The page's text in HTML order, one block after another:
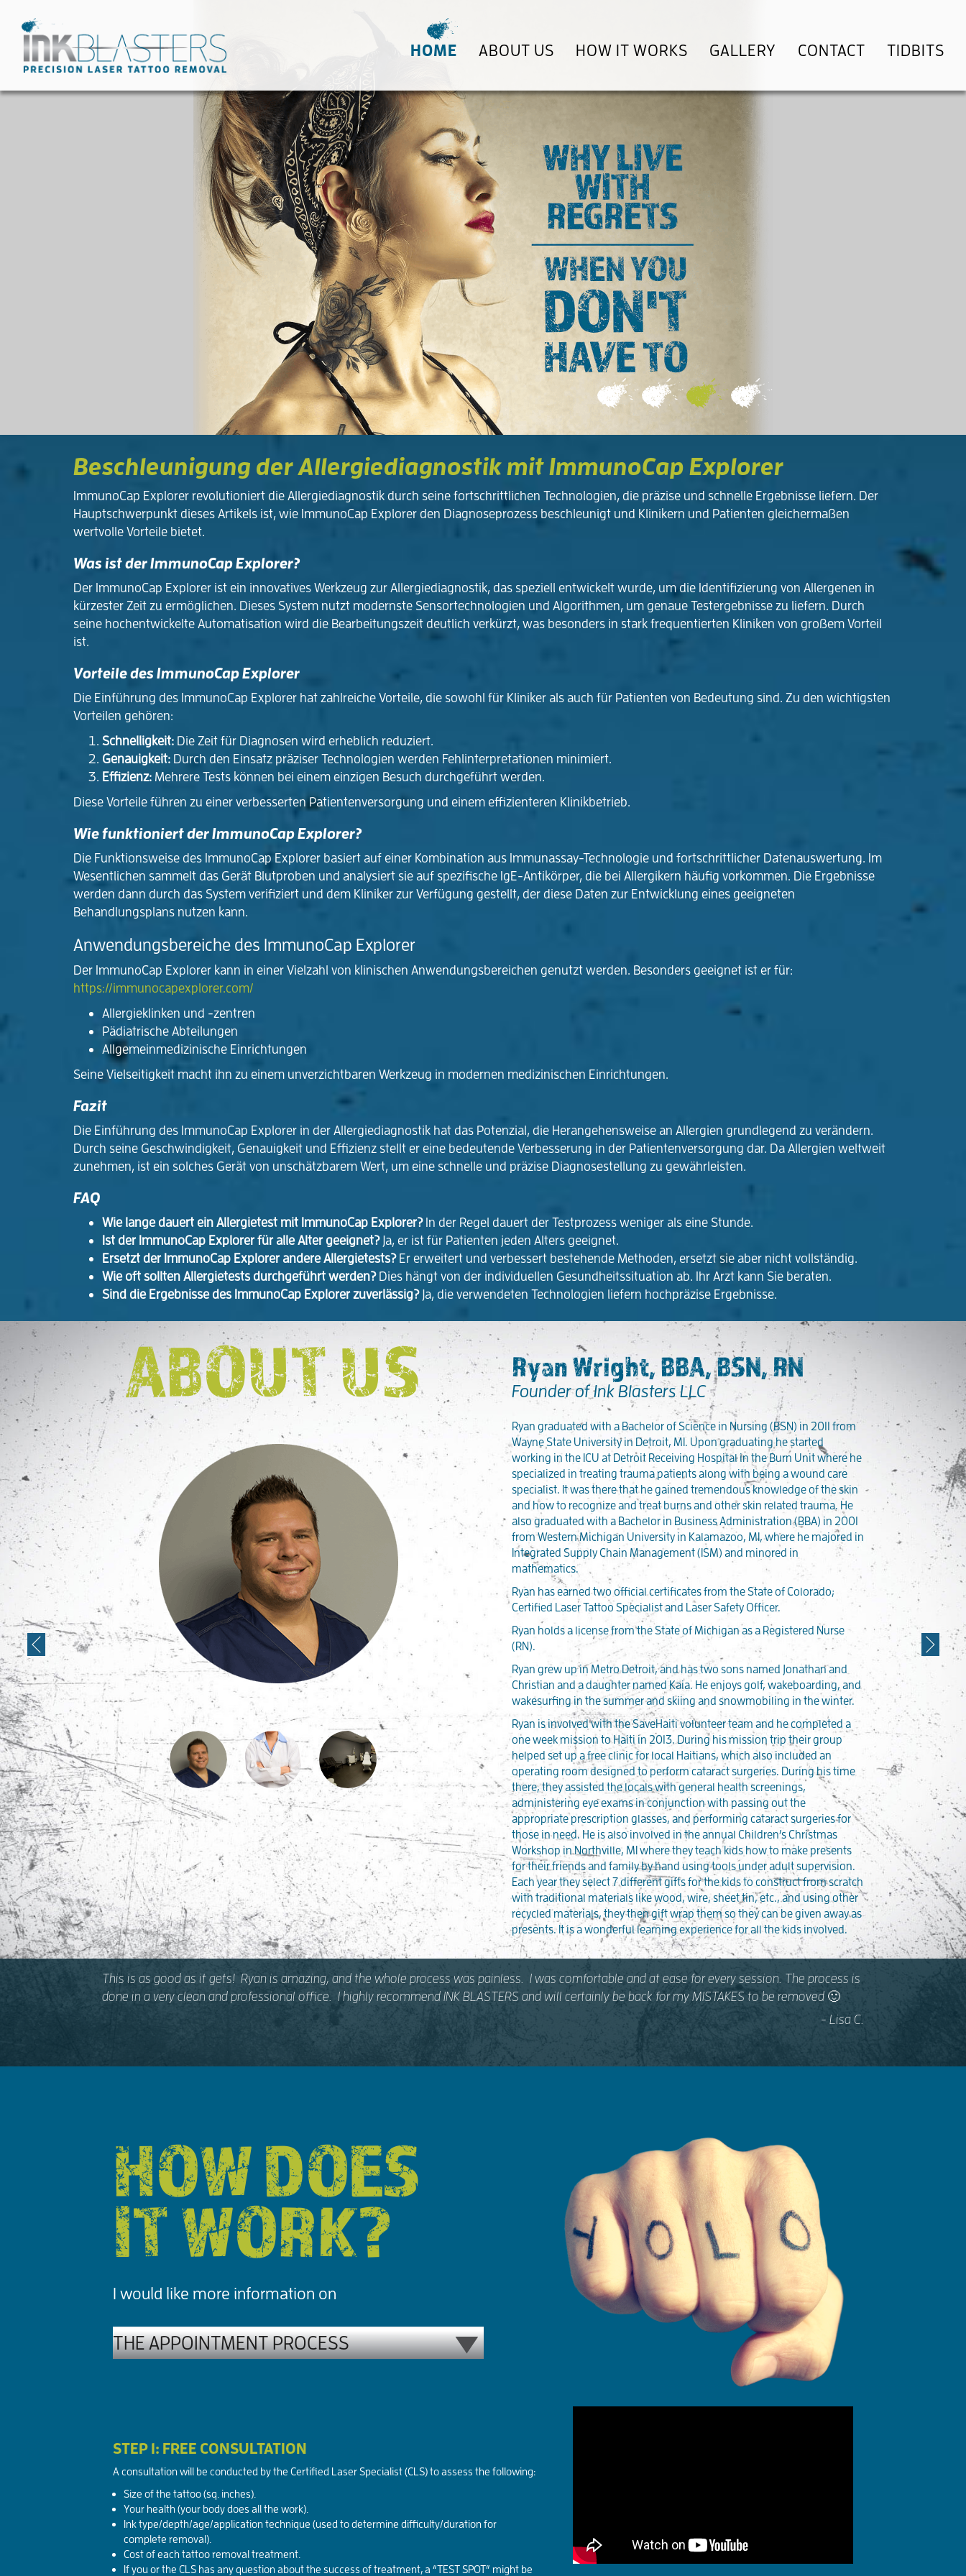
HOME ABOUT US HOW IT WORKS GALLERY CONTACT TIDBITS
Beschleunigung der Allergiediagnostik mit ImmunoCap Explorer
ImmunoCap Explorer revolutioniert die Allergiediagnostik durch seine fortschrittlichen Technologien, die präzise und schnelle Ergebnisse liefern. Der
Hauptschwerpunkt dieses Artikels ist, wie ImmunoCap Explorer den Diagnoseprozess beschleunigt und Klinikern und Patienten gleichermaßen
wertvolle Vorteile bietet.
Was ist der ImmunoCap Explorer?
Der ImmunoCap Explorer ist ein innovatives Werkzeug zur Allergiediagnostik, das speziell entwickelt wurde, um die Identifizierung von Allergenen in
kürzester Zeit zu ermöglichen. Dieses System nutzt modernste Sensortechnologien und Algorithmen, um genaue Testergebnisse zu liefern. Durch
seine hochentwickelte Automatisation wird die Bearbeitungszeit deutlich verkürzt, was besonders in stark frequentierten Kliniken von großem Vorteil
ist.
Vorteile des ImmunoCap Explorer
Die Einführung des ImmunoCap Explorer hat zahlreiche Vorteile, die sowohl für Kliniker als auch für Patienten von Bedeutung sind. Zu den wichtigsten
Vorteilen gehören:
Schnelligkeit: Die Zeit für Diagnosen wird erheblich reduziert.
Genauigkeit: Durch den Einsatz präziser Technologien werden Fehlinterpretationen minimiert.
Effizienz: Mehrere Tests können bei einem einzigen Besuch durchgeführt werden.
Diese Vorteile führen zu einer verbesserten Patientenversorgung und einem effizienteren Klinikbetrieb.
Wie funktioniert der ImmunoCap Explorer?
Die Funktionsweise des ImmunoCap Explorer basiert auf einer Kombination aus Immunassay-Technologie und fortschrittlicher Datenauswertung. Im
Wesentlichen sammelt das Gerät Blutproben und analysiert sie auf spezifische IgE-Antikörper, die bei Allergikern häufig vorkommen. Die Ergebnisse
werden dann durch das System verifiziert und dem Kliniker zur Verfügung gestellt, der diese Daten zur Entwicklung eines geeigneten
Behandlungsplans nutzen kann.
Anwendungsbereiche des ImmunoCap Explorer
Der ImmunoCap Explorer kann in einer Vielzahl von klinischen Anwendungsbereichen genutzt werden. Besonders geeignet ist er für:
https://immunocapexplorer.com/
Allergieklinken und -zentren
Pädiatrische Abteilungen
Allgemeinmedizinische Einrichtungen
Seine Vielseitigkeit macht ihn zu einem unverzichtbaren Werkzeug in modernen medizinischen Einrichtungen.
Fazit
Die Einführung des ImmunoCap Explorer in der Allergiediagnostik hat das Potenzial, die Herangehensweise an Allergien grundlegend zu verändern.
Durch seine Geschwindigkeit, Genauigkeit und Effizienz stellt er eine bedeutende Verbesserung in der Patientenversorgung dar. Da Allergien weltweit
zunehmen, ist ein solches Gerät von unschätzbarem Wert, um eine schnelle und präzise Diagnosestellung zu gewährleisten.
FAQ
Wie lange dauert ein Allergietest mit ImmunoCap Explorer?In der Regel dauert der Testprozess weniger als eine Stunde.
Ist der ImmunoCap Explorer für alle Alter geeignet?Ja, er ist für Patienten jeden Alters geeignet.
Ersetzt der ImmunoCap Explorer andere Allergietests?Er erweitert und verbessert bestehende Methoden, ersetzt sie aber nicht vollständig.
Wie oft sollten Allergietests durchgeführt werden?Dies hängt von der individuellen Gesundheitssituation ab. Ihr Arzt kann Sie beraten.
Sind die Ergebnisse des ImmunoCap Explorer zuverlässig?Ja, die verwendeten Technologien liefern hochpräzise Ergebnisse.
ABOUT US Ryan Wright, BBA, BSN, RN
Founder of Ink Blasters LLC
Ryan graduated with a Bachelor of Science in Nursing (BSN) in 2011 from
Wayne State University in Detroit, MI. Upon graduating he started
working in the ICU at Detroit Receiving Hospital in the Burn Unit where he
specialized in treating trauma patients along with being a wound care
specialist. It was there that he gained tremendous knowledge of the skin
and how to recognize and treat burns and other skin related trauma. He
also graduated with a Bachelor in Business Administration (BBA) in 2001
from Western Michigan University in Kalamazoo, MI, where he majored in
Integrated Supply Chain Management (ISM) and minored in
mathematics.
Ryan has earned two official certificates from the State of Colorado;
Certified Laser Tattoo Specialist and Laser Safety Officer.
Ryan holds a license from the State of Michigan as a Registered Nurse
(RN).
Ryan grew up in Metro Detroit, and has two sons named Jonathan and
Christian and a daughter named Kaia. He enjoys golf, wakeboarding, and
wakesurfing in the summer and skiing and snowmobiling in the winter.
Ryan is involved with the SaveHaiti volunteer team and he completed a
one week mission to Haiti in 2013. During his mission trip their group
helped set up a free clinic for local Haitians, which also included an
operating room designed to perform cataract surgeries. During his time
there, they assisted the locals with general health screenings,
administering eye exams in conjunction with passing out the
appropriate prescription glasses, and performing cataract surgeries for
those in need. He is also involved in the annual Children’s Christmas
Workshop in Northville, MI where they teach kids how to make presents
for their friends and family by hand using tools under adult supervision.
Each year they select 7 different gifts for the kids to construct from scratch
with traditional materials like wood, wire, sheet tin, etc., and using other
recycled materials, they then gift wrap them so they can be given away as
presents. It is a wonderful learning experience for all the kids involved.
Previous Next
This is as good as it gets! Ryan is amazing, and the whole process was painless. I was comfortable and at ease for every session. The process is
done in a very clean and professional office. I highly recommend INK BLASTERS and will certainly be back for my MISTAKES to be removed 🙂
- Lisa C.
HOW DOES
IT WORK?
I would like more information on
STEP 1: FREE CONSULTATION
A consultation will be conducted by the Certified Laser Specialist (CLS) to assess the following:
Size of the tattoo (sq. inches).
Your health (your body does all the work).
Ink type/depth/age/application technique (used to determine difficulty/duration for
complete removal).
Cost of each tattoo removal treatment.
If you or the CLS has any question about the success of treatment, a “TEST SPOT” might be